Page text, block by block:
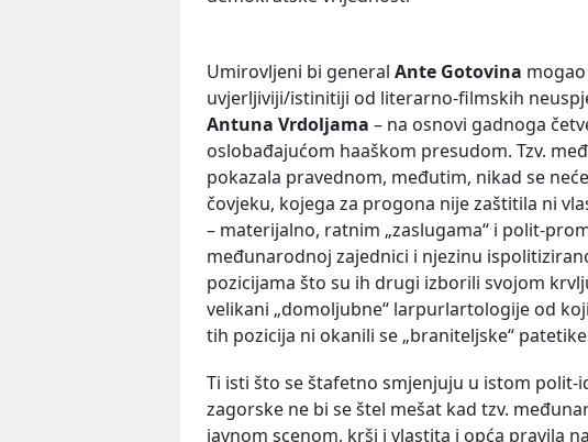
Umirovljeni bi general Ante Gotovina
uvjerljiviji/istinitiji od literarno-filmskih
Antuna Vrdoljama – na osnovi gadnoga
oslobađajućom haaškom presudom. Tzv.
pokazala pravednom, međutim, nikad se
čovjeku, kojega za progona nije zaštitila ni
– materijalno, ratnim „zaslugama“ i polit-
međunarodnoj zajednici i njezinu
pozicijama što su ih drugi izborili svojom
velikani „domoljubne“ larpurlartologije od
tih pozicija ni okanili se „braniteljske“
Ti isti što se štafetno smjenjuju u istom polit-
zagorske ne bi se štel mešat kad tzv.
javnom scenom, krši i vlastita i opća pravila